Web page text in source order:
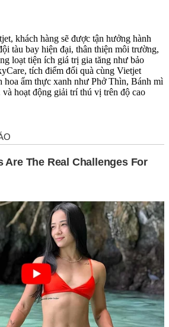
khách hàng sẽ được tận hưởng hành
tàu bay hiện đại, thân thiện môi trường,
loạt tiện ích giá trị gia tăng như bảo
tích điểm đổi quà cùng Vietjet
hoa ẩm thực xanh như Phở Thìn, Bánh mì
hoạt động giải trí thú vị trên độ cao